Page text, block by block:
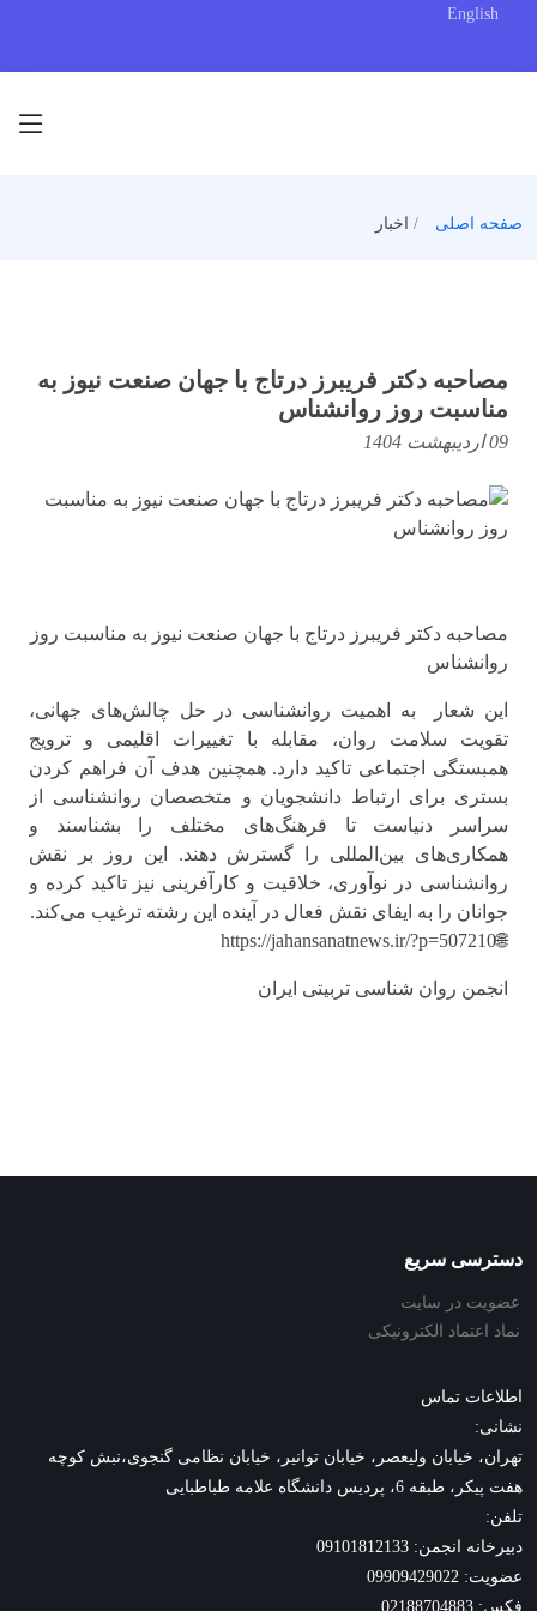
English
صفحه اصلی اخبار
مصاحبه دکتر فریبرز درتاج با جهان صنعت نیوز به
مناسبت روز روانشناس
09 اردیبهشت 1404
مصاحبه دکتر فریبرز درتاج با جهان صنعت نیوز به مناسبت روز
روانشناس
این شعار به اهمیت روانشناسی در حل چالش‌های جهانی،
تقویت سلامت روان، مقابله با تغییرات اقلیمی و ترویج
همبستگی اجتماعی تاکید دارد. همچنین هدف آن فراهم کردن
بستری برای ارتباط دانشجویان و متخصصان روانشناسی از
سراسر دنیاست تا فرهنگ‌های مختلف را بشناسند و
همکاری‌های بین‌المللی را گسترش دهند. این روز بر نقش
روانشناسی در نوآوری، خلاقیت و کارآفرینی نیز تاکید کرده و
جوانان را به ایفای نقش فعال در آینده این رشته ترغیب می‌کند.
🌐https://jahansanatnews.ir/?p=507210
انجمن روان شناسی تربیتی ایران
دسترسی سریع
عضویت در سایت
نماد اعتماد الکترونیکی
اطلاعات تماس
نشانی:
تهران، خیابان ولیعصر، خیابان توانیر، خیابان نظامی گنجوی،نبش کوچه
هفت پیکر، طبقه 6، پردیس دانشگاه علامه طباطبایی
تلفن:
دبیرخانه انجمن: 09101812133
عضویت: 09909429022
فکس: 02188704883